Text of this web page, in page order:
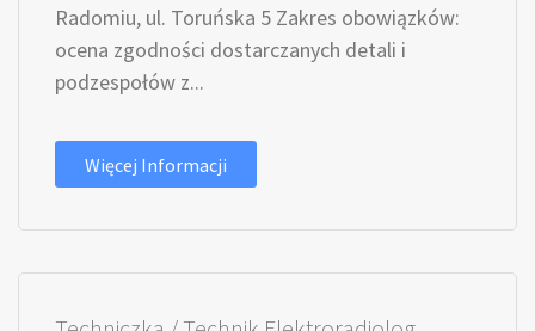
Radomiu, ul. Toruńska 5 Zakres obowiązków:
ocena zgodności dostarczanych detali i
podzespołów z...
Więcej Informacji